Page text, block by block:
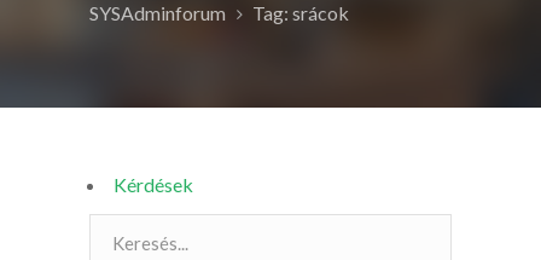
SYSAdminforum Tag: srácok
Kérdések